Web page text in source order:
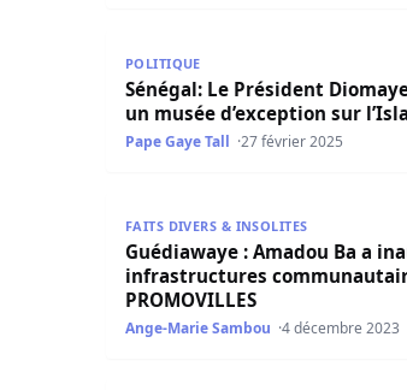
POLITIQUE
Sénégal: Le Président
un musée d’exception sur
Pape Gaye Tall 27 février 2025
FAITS DIVERS & INSOLITES
Guédiawaye : Amadou Ba a
infrastructures
PROMOVILLES
Ange-Marie Sambou 4 décembre 2023